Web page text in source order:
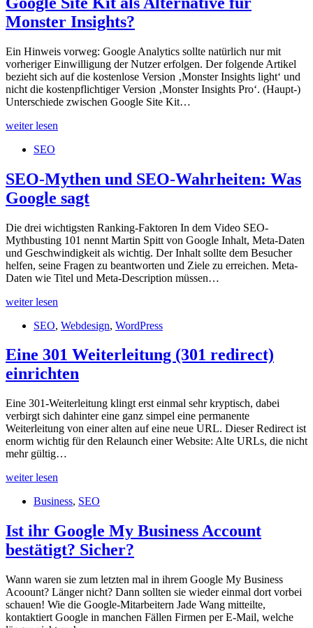
Plugin
Monster Insights?
Ein Hinweis vorweg: Google Analytics sollte natürlich nur mit
vorheriger Einwilligung der Nutzer erfolgen. Der folgende Artikel
bezieht sich auf die kostenlose Version ‚Monster Insights light‘ und
nicht die kostenpflichtiger Version ‚Monster Insights Pro‘. (Haupt-)
Unterschiede zwischen Google Site Kit…
weiter lesen
Alternative
für
Monster
SEO
SEO-Mythen und SEO-Wahrheiten: Was
Google sagt
Die drei wichtigsten Ranking-Faktoren In dem Video SEO-
Mythbusting 101 nennt Martin Spitt von Google Inhalt, Meta-Daten
und Geschwindigkeit als wichtig. Der Inhalt sollte dem Besucher
helfen, seine Fragen zu beantworten und Ziele zu erreichen. Meta-
Daten wie Titel und Meta-Description müssen…
weiter lesen
und
Wahrheiten:
Was
Google
SEO, Webdesign, WordPress
Eine 301 Weiterleitung (301 redirect)
einrichten
Eine 301-Weiterleitung klingt erst einmal sehr kryptisch, dabei
verbirgt sich dahinter eine ganz simpel eine permanente
Weiterleitung von einer alten auf eine neue URL. Dieser Redirect ist
enorm wichtig für den Relaunch einer Website: Alte URLs, die nicht
mehr gültig…
weiter lesen
Weiterleitung
redirect)
einrichten
Business, SEO
Ist ihr Google My Business Account
bestätigt? Sicher?
Wann waren sie zum letzten mal in ihrem Google My Business
Acoount? Länger nicht? Dann sollten sie wieder einmal dort vorbei
schauen! Wie die Google-Mitarbeitern Jade Wang mitteilte,
kontaktiert Google in manchen Fällen Firmen per E-Mail, welche